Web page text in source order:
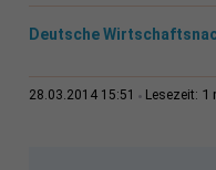
Deutsche
28.03.2014 15:51 Lesezeit: 1